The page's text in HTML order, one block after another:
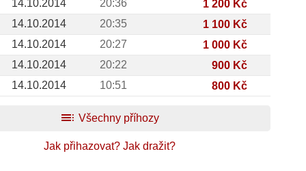
14.10.2014
20:36
1 200 Kč
14.10.2014
20:35
1 100 Kč
14.10.2014
20:27
1 000 Kč
14.10.2014
20:22
900 Kč
14.10.2014
10:51 800 Kč
toc Všechny příhozy
Jak přihazovat? Jak dražit?